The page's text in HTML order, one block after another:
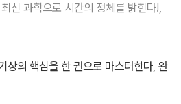
신 과학으로 시간의 정체를 밝힌다!,
상의 핵심을 한 권으로 마스터한다, 완